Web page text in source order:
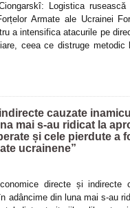
Logistica
Armate ale Ucrainei
a intensifica atacurile pe
ceea ce distruge
cauzate
mai s-au ridicat la
și cele pierdute a
ucrainene”
directe și indirecte
adâncime din luna mai s-au